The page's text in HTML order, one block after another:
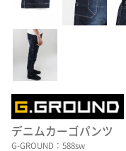
デニムカーゴパンツ
G-GROUND：588sw